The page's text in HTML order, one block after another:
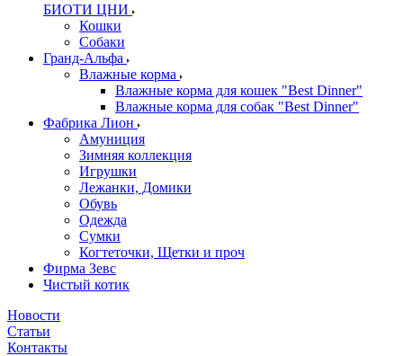
БИОТИ ЦНИ
Кошки
Собаки
Гранд-Альфа
Влажные корма
Влажные корма для кошек "Best Dinner"
Влажные корма для собак "Best Dinner"
Фабрика Лион
Амуниция
Зимняя коллекция
Игрушки
Лежанки, Домики
Обувь
Одежда
Сумки
Когтеточки, Щетки и проч
Фирма Зевс
Чистый котик
Новости
Статьи
Контакты